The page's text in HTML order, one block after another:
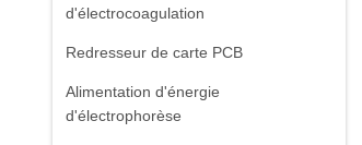
d'électrocoagulation
Redresseur de carte PCB
Alimentation d'énergie
d'électrophorèse